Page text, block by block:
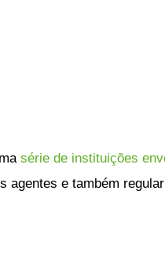
série de instituições
agentes e também